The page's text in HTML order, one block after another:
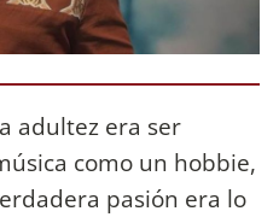
adultez era ser
como un hobbie,
pasión era lo